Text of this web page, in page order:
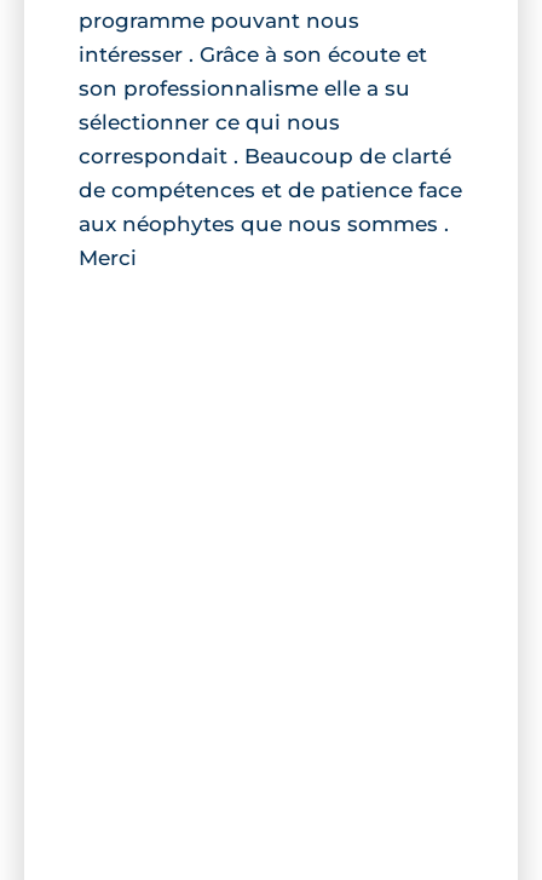
programme pouvant nous
intéresser . Grâce à son écoute et
son professionnalisme elle a su
sélectionner ce qui nous
correspondait . Beaucoup de clarté
de compétences et de patience face
aux néophytes que nous sommes .
Merci